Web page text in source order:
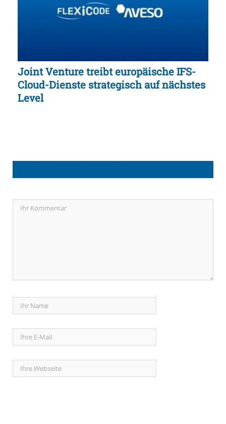
Joint Venture treibt europäische IFS-
Cloud-Dienste strategisch auf nächstes
Level